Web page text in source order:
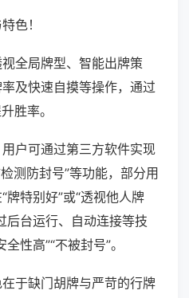
色！
全局牌型、智能出牌策
及快速自摸等操作，通过
胜率。
户可通过第三方软件实现
测防封号”等功能，部分用
牌特别好”或“透视他人牌
后台运行、自动连接等技
性高”“不被封号”。
于缺门胡牌与严苛的行牌